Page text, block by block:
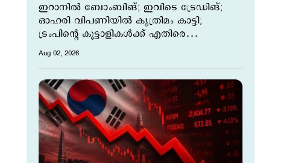
ഇറാനില്‍ ബോംബിങ്; ഇവിടെ ട്രേ‍ഡിങ്;
ഓഹരി വിപണിയില്‍ കൃത്രിമം കാട്ടി;
ട്രംപിന്‍റെ കൂട്ടാളികള്‍ക്ക് എതിരെ
ആരോപണം
Aug 02, 2026